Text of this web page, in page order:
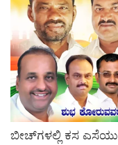
ಬೀಚ್‌ಗಳಲ್ಲಿ ಕಸ